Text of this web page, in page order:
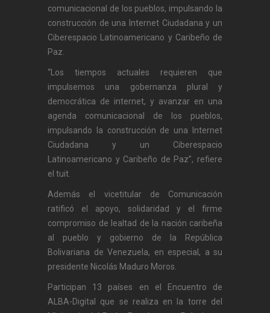
comunicacional de los pueblos, impulsando la
construcción de una Internet Ciudadana y un
Ciberespacio Latinoamericano y Caribeño de
Paz.
“Los tiempos actuales requieren que
impulsemos una gobernanza plural y
democrática de internet, y avanzar en una
agenda comunicacional de los pueblos,
impulsando la construcción de una Internet
Ciudadana y un Ciberespacio
Latinoamericano y Caribeño de Paz”, refiere
el tuit.
Además el vicetitular de Comunicación
ratificó el apoyo, solidaridad y el firme
compromiso de lealtad de la nación caribeña
al pueblo y gobierno de la República
Bolivariana de Venezuela, en especial, a su
presidente Nicolás Maduro Moros.
Participan 13 países en el Encuentro de
ALBA-Digital que se realiza en la torre del